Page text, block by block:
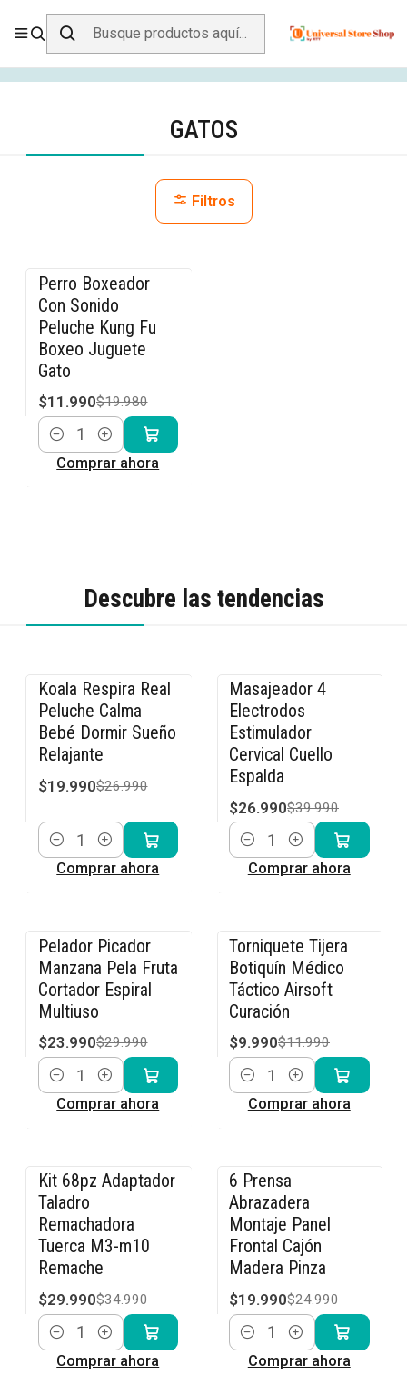
ENVÍO GRATIS SOBRE$19.990EN ZONA CENTRO
GATOS
Filtros
-40% OFF
Perro Boxeador
Con Sonido
Peluche Kung Fu
Boxeo Juguete
Gato
$11.990$19.980
Cantidad
Comprar ahora
Descubre las tendencias
-26% OFF
Koala Respira Real
Peluche Calma
Bebé Dormir Sueño
Relajante
$19.990$26.990
Cantidad
Comprar ahora
-33% OFF
Masajeador 4
Electrodos
Estimulador
Cervical Cuello
Espalda
$26.990$39.990
Cantidad
Comprar ahora
-20% OFF
Pelador Picador
Manzana Pela Fruta
Cortador Espiral
Multiuso
$23.990$29.990
Cantidad
Comprar ahora
-17% OFF
Torniquete Tijera
Botiquín Médico
Táctico Airsoft
Curación
$9.990$11.990
Cantidad
Comprar ahora
-14% OFF
Kit 68pz Adaptador
Taladro
Remachadora
Tuerca M3-m10
Remache
$29.990$34.990
Cantidad
Comprar ahora
-20% OFF
6 Prensa
Abrazadera
Montaje Panel
Frontal Cajón
Madera Pinza
$19.990$24.990
Cantidad
Comprar ahora